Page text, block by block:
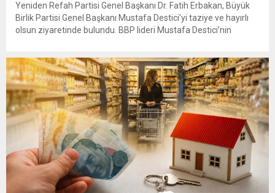
Yeniden Refah Partisi Genel Başkanı Dr. Fatih Erbakan, Büyük
Birlik Partisi Genel Başkanı Mustafa Destici’yi taziye ve hayırlı
olsun ziyaretinde bulundu. BBP lideri Mustafa Destici’nin
başkan seçilmesi nedeniyle hayırlı olsun ziyaretinde bulunan
Erbakan’a, Genel Başkan Yardımcıları...